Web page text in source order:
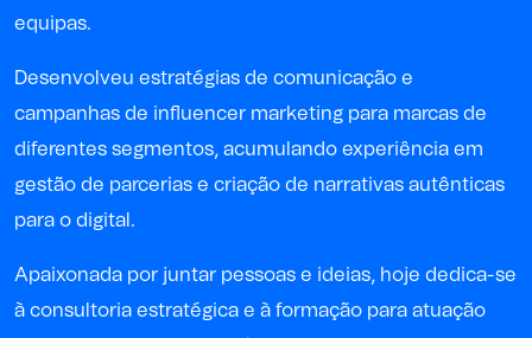
equipas.
Desenvolveu estratégias de comunicação e
campanhas de influencer marketing para marcas de
diferentes segmentos, acumulando experiência em
gestão de parcerias e criação de narrativas autênticas
para o digital.
Apaixonada por juntar pessoas e ideias, hoje dedica-se
à consultoria estratégica e à formação para atuação